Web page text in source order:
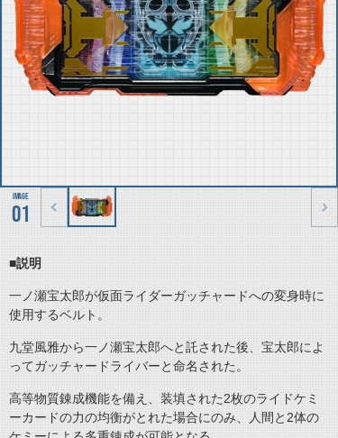
01
■説明
一ノ瀬宝太郎が仮面ライダーガッチャードへの変身時に
使用するベルト。
九堂風雅から一ノ瀬宝太郎へと託された後、宝太郎によ
ってガッチャードライバーと命名された。
高等物質錬成機能を備え、装填された2枚のライドケミ
ーカードの力の均衡がとれた場合にのみ、人間と2体の